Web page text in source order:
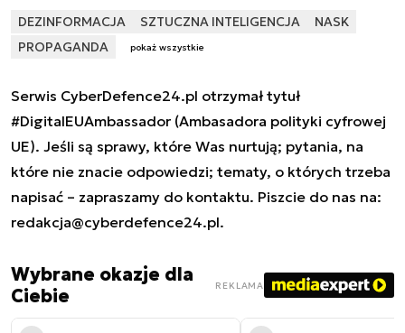
DEZINFORMACJA SZTUCZNA INTELIGENCJA
NASK
PROPAGANDA
pokaż wszystkie
Serwis CyberDefence24.pl otrzymał tytuł
#DigitalEUAmbassador (Ambasadora polityki cyfrowej
UE). Jeśli są sprawy, które Was nurtują; pytania, na
które nie znacie odpowiedzi; tematy, o których trzeba
napisać – zapraszamy do kontaktu. Piszcie do nas na:
redakcja@cyberdefence24.pl.
Wybrane okazje dla
Ciebie
REKLAMA